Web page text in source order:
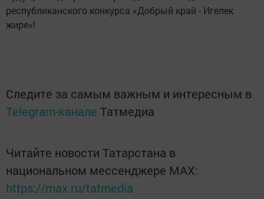
республиканского конкурса «Добрый край - Игелек
жире»!
Следите за самым важным и интересным в
Telegram-канале Татмедиа
Читайте новости Татарстана в
национальном мессенджере MАХ:
https://max.ru/tatmedia